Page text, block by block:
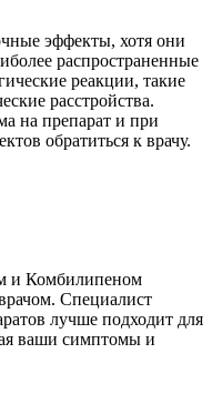
эффекты, хотя они
распространенные
реакции, такие
расстройства.
на препарат и при
обратиться к врачу.
и Комбилипеном
Специалист
лучше подходит для
ваши симптомы и